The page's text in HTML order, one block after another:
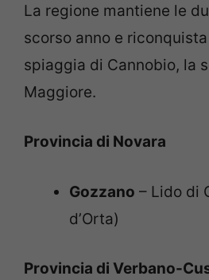
La regione mantiene le
scorso anno e
spiaggia di Cannobio, la
Maggiore.
Provincia di Novara
Gozzano – Lido di
d’Orta)
Provincia di Verbano-